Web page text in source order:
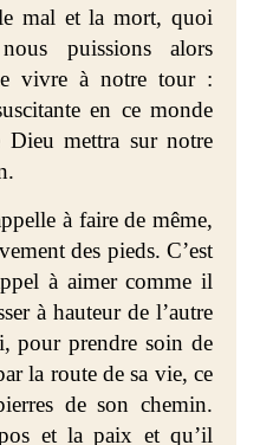
mal et la mort, quoi
puissions alors
vivre à notre tour :
en ce monde
mettra sur notre
à faire de même,
des pieds. C’est
à aimer comme il
à hauteur de l’autre
pour prendre soin de
la route de sa vie, ce
de son chemin.
et la paix et qu’il